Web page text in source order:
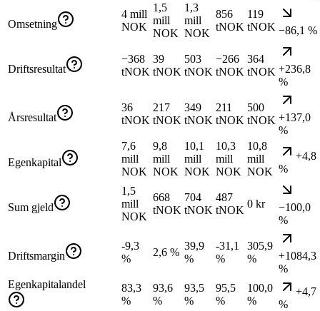
Omsetning
4 mill
NOK
1,5
mill
NOK
1,3
mill
NOK
856
tNOK
119
tNOK −86,1 %
Driftsresultat
−368
tNOK
39
tNOK
503
tNOK
−266
tNOK
364
tNOK +236,8
%
Årsresultat
36
tNOK
217
tNOK
349
tNOK
211
tNOK
500
tNOK +137,0
%
Egenkapital
7,6
mill
NOK
9,8
mill
NOK
10,1
mill
NOK
10,3
mill
NOK
10,8
mill
NOK
+4,8
%
Sum gjeld
1,5
mill
NOK
668
tNOK
704
tNOK
487
tNOK
0 kr
−100,0
%
Driftsmargin
-9,3
%
2,6 %
39,9
%
-31,1
%
305,9
%
+1084,3
%
Egenkapitalandel
83,3
%
93,6
%
93,5
%
95,5
%
100,0
%
+4,7
%